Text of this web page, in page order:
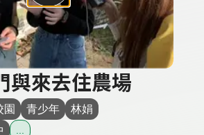
與來去住農場
園 青少年
林娟
...